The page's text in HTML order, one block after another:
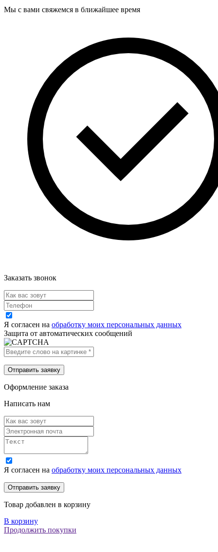
Мы с вами свяжемся в ближайшее время
Заказать звонок
Я согласен на обработку моих персональных данных
Защита от автоматических сообщений
Оформление заказа
Написать нам
Я согласен на обработку моих персональных данных
Товар добавлен в корзину
В корзину
Продолжить покупки